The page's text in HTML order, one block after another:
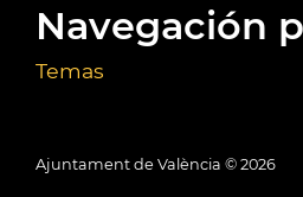
Navegación
Temas
Ajuntament de València © 2026